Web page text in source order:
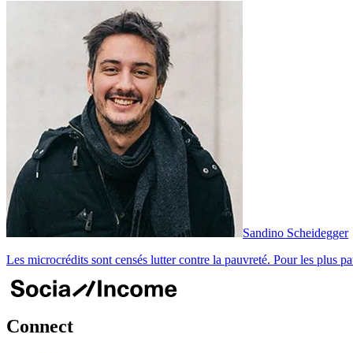
Sandino Scheidegger
Les microcrédits sont censés lutter contre la pauvreté. Pour les plus
Connect